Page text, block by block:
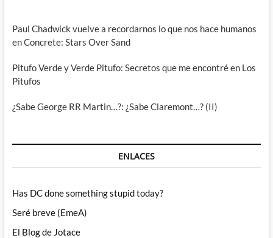
Paul Chadwick vuelve a recordarnos lo que nos hace humanos
en Concrete: Stars Over Sand
Pitufo Verde y Verde Pitufo: Secretos que me encontré en Los
Pitufos
¿Sabe George RR Martin…?: ¿Sabe Claremont…? (II)
ENLACES
Has DC done something stupid today?
Seré breve (EmeA)
El Blog de Jotace